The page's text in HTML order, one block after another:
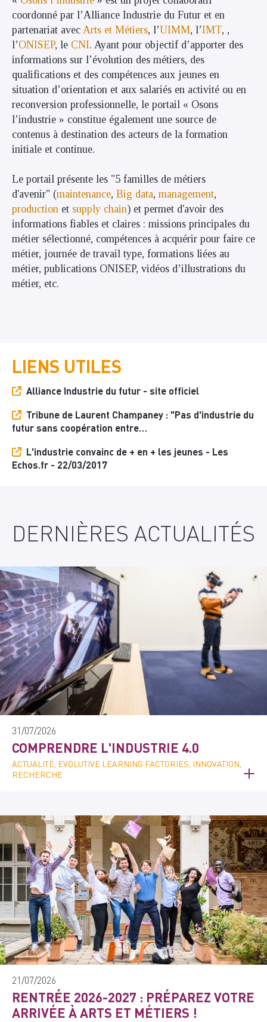
coordonné par l’Alliance Industrie du Futur et en
partenariat avec Arts et Métiers, l’UIMM, l’IMT, ,
l’ONISEP, le CNI. Ayant pour objectif d’apporter des
informations sur l’évolution des métiers, des
qualifications et des compétences aux jeunes en
situation d’orientation et aux salariés en activité ou en
reconversion professionnelle, le portail « Osons
l’industrie » constitue également une source de
contenus à destination des acteurs de la formation
initiale et continue.
Le portail présente les "5 familles de métiers
d'avenir" (maintenance, Big data, management,
production et supply chain) et permet d'avoir des
informations fiables et claires : missions principales du
métier sélectionné, compétences à acquérir pour faire ce
métier, journée de travail type, formations liées au
métier, publications ONISEP, vidéos d’illustrations du
métier, etc.
LIENS UTILES
Alliance Industrie du futur - site officiel
Tribune de Laurent Champaney : "Pas d'industrie du
futur sans coopération entre…
L'industrie convainc de + en + les jeunes - Les
Echos.fr - 22/03/2017
DERNIÈRES ACTUALITÉS
31/07/2026
COMPRENDRE L'INDUSTRIE 4.0
ACTUALITÉ, EVOLUTIVE LEARNING FACTORIES, INNOVATION,
RECHERCHE
21/07/2026
RENTRÉE 2026-2027 : PRÉPAREZ VOTRE
ARRIVÉE À ARTS ET MÉTIERS !